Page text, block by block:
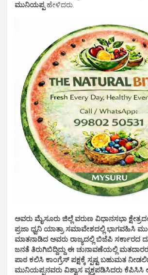
ಮುನಿಯಪ್ಪ ಹೇಳಿದರು.
ಅವರು ಮೈಸೂರು ಜಿಲ್ಲೆ ವರುಣ ವಿಧಾನಸಭಾ
ಪ್ರಜಾ ಧ್ವನಿ ಯಾತ್ರಾ ಸಮಾವೇಶದಲ್ಲಿ ಭಾಗವಹಿಸಿ
ಮಾತನಾಡಿದ ಅವರು ರಾಜ್ಯದಲ್ಲಿ ಬಿಜೆಪಿ ಸರ್ಕಾರದ
ಜನತೆ ತಿರುಗಿಬಿದ್ದಿದ್ದು ಈ ಚುನಾವಣೆಯಲ್ಲಿ
ಪಾಠ ಕಲಿಸಿ ಕಾಂಗ್ರೆಸ್ ಪಕ್ಷಕ್ಕೆ ಸ್ಪಷ್ಟ ಬಹುಮತ
ಮುನಿಯಪ್ಪನವರು ವಿಶ್ವಾಸ ವ್ಯಕ್ತಪಡಿಸಿದರು ಕೆಪಿಸಿಸಿ